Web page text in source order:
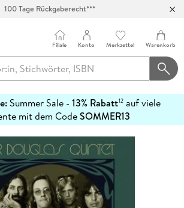
100 Tage Rückgaberecht***
Filiale Konto Merkzettel Warenkorb
Summer Sale - 13% Rabatt12 auf viele
mit dem CodeSOMMER13